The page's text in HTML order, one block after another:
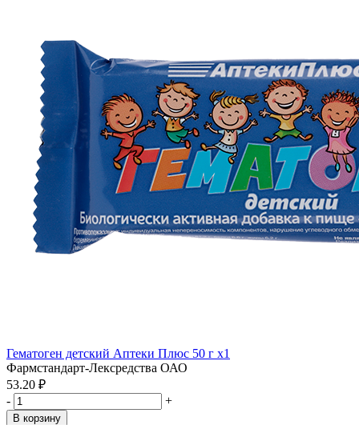
Гематоген детский Аптеки Плюс 50 г x1
Фармстандарт-Лексредства ОАО
53.20 ₽
-
+
В корзину